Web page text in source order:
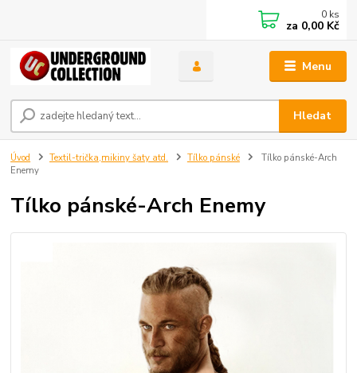
Menu
Hledat
0 ks
za 0,00 Kč
Úvod Textil-trička,mikiny šaty atd. Tílko pánské
Tílko pánské-Arch
Enemy
Tílko pánské-Arch Enemy